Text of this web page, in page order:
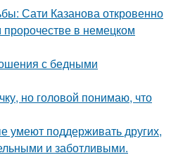
Сати Казанова откровенно
пророчестве в немецком
с бедными
но головой понимаю, что
умеют поддерживать других,
и заботливыми.